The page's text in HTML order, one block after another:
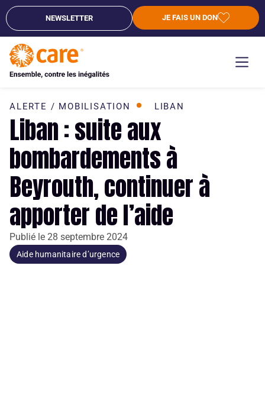
NEWSLETTER JE FAIS UN DON
ALERTE / MOBILISATION LIBAN
Liban : suite aux
bombardements à
Beyrouth, continuer à
apporter de l’aide
Publié le 28 septembre 2024
Aide humanitaire d’urgence